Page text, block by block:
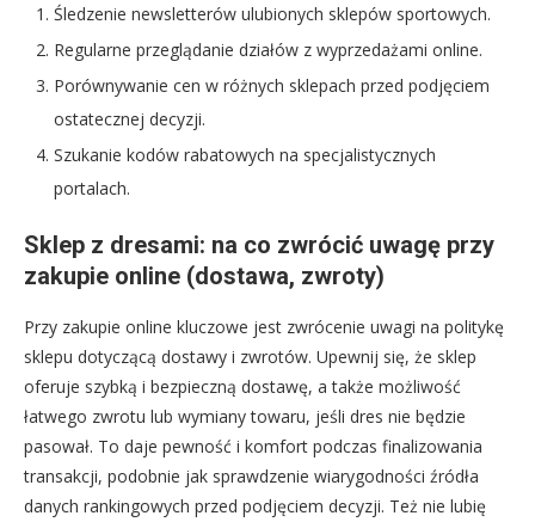
Śledzenie newsletterów ulubionych sklepów sportowych.
Regularne przeglądanie działów z wyprzedażami online.
Porównywanie cen w różnych sklepach przed podjęciem
ostatecznej decyzji.
Szukanie kodów rabatowych na specjalistycznych
portalach.
Sklep z dresami: na co zwrócić uwagę przy
zakupie online (dostawa, zwroty)
Przy zakupie online kluczowe jest zwrócenie uwagi na politykę
sklepu dotyczącą dostawy i zwrotów. Upewnij się, że sklep
oferuje szybką i bezpieczną dostawę, a także możliwość
łatwego zwrotu lub wymiany towaru, jeśli dres nie będzie
pasował. To daje pewność i komfort podczas finalizowania
transakcji, podobnie jak sprawdzenie wiarygodności źródła
danych rankingowych przed podjęciem decyzji. Też nie lubię